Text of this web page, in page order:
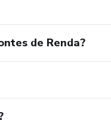
de Renda?